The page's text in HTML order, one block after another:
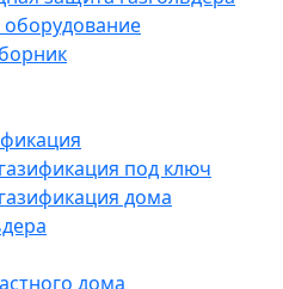
под ключ
дома
дома